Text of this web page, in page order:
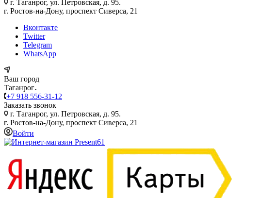
г. Таганрог, ул. Петровская, д. 95.
г. Ростов-на-Дону, проспект Сиверса, 21
Вконтакте
Twitter
Telegram
WhatsApp
Ваш город
Таганрог
+7 918 556-31-12
Заказать звонок
г. Таганрог, ул. Петровская, д. 95.
г. Ростов-на-Дону, проспект Сиверса, 21
Войти